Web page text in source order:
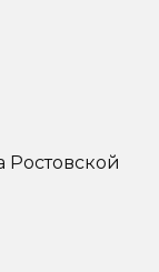
Ростовской